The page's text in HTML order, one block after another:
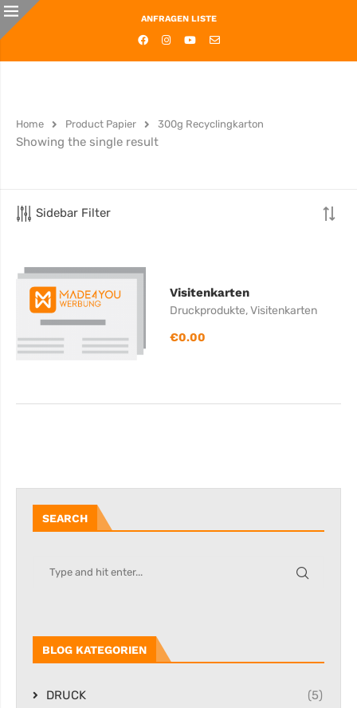
ANFRAGEN LISTE
Home Product Papier 300g Recyclingkarton
Showing the single result
Sidebar Filter
Visitenkarten
Druckprodukte,Visitenkarten
€0.00
SEARCH
BLOG KATEGORIEN
DRUCK (5)